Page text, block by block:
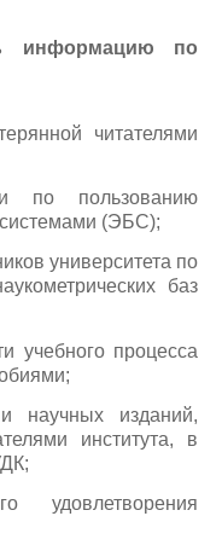
информацию по
читателями
по пользованию
системами (ЭБС);
университета по
баз
учебного процесса
научных изданий,
института, в
удовлетворения